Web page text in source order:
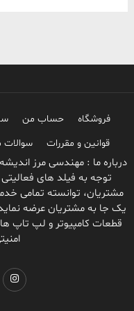
فروشگاه حساب من
قوانین و مقررات
سوالات
توجه به فیلد های
مشتریان، توانسته تمامی
یک جا به مشتریان عرضه